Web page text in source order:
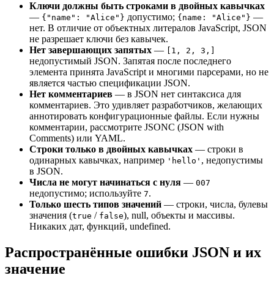
Ключи должны быть строками в двойных кавычках
— { "name": "Alice" } допустимо; { name: "Alice" } —
нет. В отличие от объектных литералов JavaScript, JSON
не разрешает ключи без кавычек.
Нет завершающих запятых — [1, 2, 3,]
недопустимый JSON. Запятая после последнего
элемента принята JavaScript и многими парсерами, но не
является частью спецификации JSON.
Нет комментариев — в JSON нет синтаксиса для
комментариев. Это удивляет разработчиков, желающих
аннотировать конфигурационные файлы. Если нужны
комментарии, рассмотрите JSONC (JSON with
Comments) или YAML.
Строки только в двойных кавычках — строки в
одинарных кавычках, например 'hello' , недопустимы
в JSON.
Числа не могут начинаться с нуля — 007
недопустимо; используйте 7.
Только шесть типов значений — строки, числа, булевы
значения (true / false), null, объекты и массивы.
Никаких дат, функций, undefined.
Распространённые ошибки JSON и их
значение